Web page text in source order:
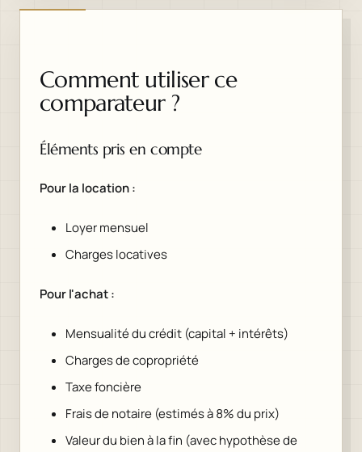
Comment utiliser ce
comparateur ?
Éléments pris en compte
Pour la location :
Loyer mensuel
Charges locatives
Pour l'achat :
Mensualité du crédit (capital + intérêts)
Charges de copropriété
Taxe foncière
Frais de notaire (estimés à 8% du prix)
Valeur du bien à la fin (avec hypothèse de